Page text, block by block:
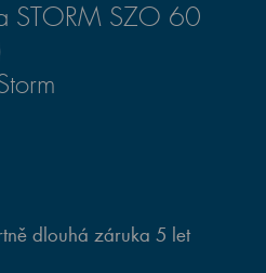
STORM SZO 60
dlouhá záruka 5 let